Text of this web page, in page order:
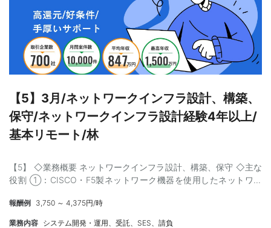
ら推進できる方 【場 所】神谷町 ※週2，3リモート可 【期
間】8or9月～ 【募集人数】1名 【金 額】75～90万 ※スキル見
合い 【商流制限】弊社まで 【備 考】 ・年齢：50代まで ・外国
籍：ネイティブレベルのみ可
【5】3月/ネットワークインフラ設計、構築、
保守/ネットワークインフラ設計経験4年以上/
基本リモート/林
【5】 ◇業務概要 ネットワークインフラ設計、構築、保守 ◇主な
役割 ①：CISCO・F5製ネットワーク機器を使用したネットワー
件整理、課題整理、WBS作成、仕様設計、 仕様書作成・更
新、実機コンフィグ設定、テスト、障害対応 ④：会議への参加と
報酬例 3,750 ～ 4,375円/時
業務内容 システム開発・運用、受託、SES、請負